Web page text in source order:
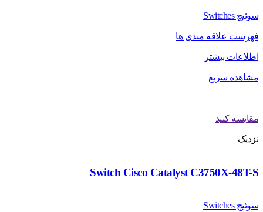
سوئیچ Switches
فهرست علاقه مندی ها
اطلاعات بیشتر
مشاهده سریع
مقایسه کنید
نزدیک
Switch Cisco Catalyst C3750X-48T-S
سوئیچ Switches